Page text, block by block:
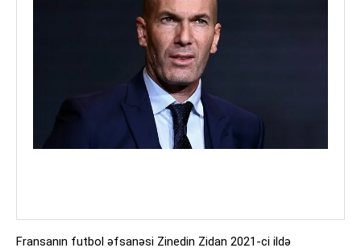
Fransanın futbol əfsanəsi Zinedin Zidan 2021-ci ildə